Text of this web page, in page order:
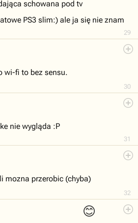
29
schowana pod tv
PS3 slim:) ale ja się nie znam
30
wi-fi to bez sensu.
31
nie wygląda :P
32
mozna przerobic (chyba)
😊